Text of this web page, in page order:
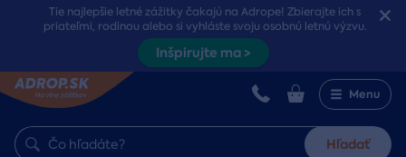
Tie najlepšie letné zážitky čakajú na Adrope! Zbierajte ich s
priateľmi, rodinou alebo si vyhláste svoju osobnú letnú výzvu.
Inšpirujte ma >
Menu
Hľadať